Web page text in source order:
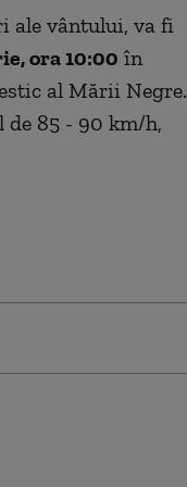
ale vântului, va fi
ora 10:00 în
al Mării Negre.
de 85 - 90 km/h,